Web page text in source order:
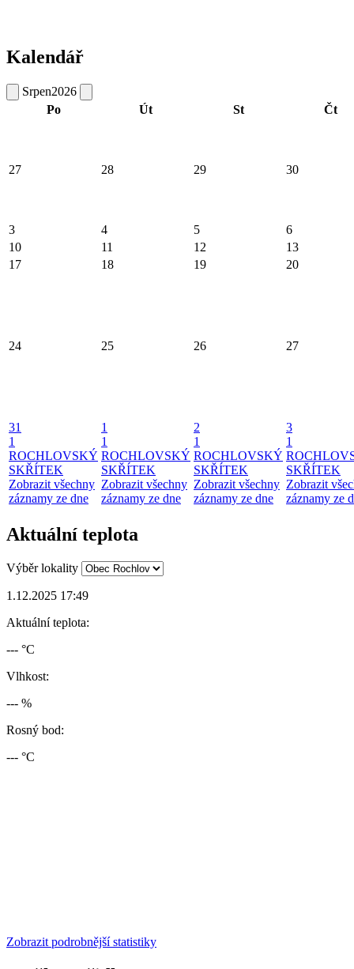
Kalendář
Srpen2026
Po
Út St Čt
27 28 29 30
3 4 5
6
10
11 12
13
17
18 19 20
24 25 26 27
31
1
ROCHLOVSKÝ
SKŘÍTEK
Zobrazit všechny
záznamy ze dne
1
1
ROCHLOVSKÝ
SKŘÍTEK
Zobrazit všechny
záznamy ze dne
2
1
ROCHLOVSKÝ
SKŘÍTEK
Zobrazit všechny
záznamy ze dne
3
1
SKŘÍTEK
Zobrazit
záznamy ze
Aktuální teplota
Výběr lokality
1.12.2025 17:49
Aktuální teplota:
--- °C
Vlhkost:
--- %
Rosný bod:
--- °C
Zobrazit podrobnější statistiky